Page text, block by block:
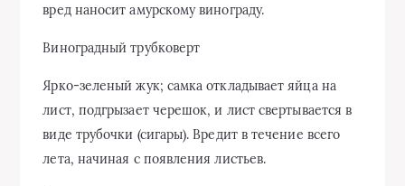
вред наносит амурскому винограду.
Виноградный трубковерт
Ярко-зеленый жук; самка откладывает яйца на
лист, подгрызает чере­шок, и лист свертывается в
виде трубочки (сигары). Вредит в течение всего
лета, начиная с появ­ления листьев.